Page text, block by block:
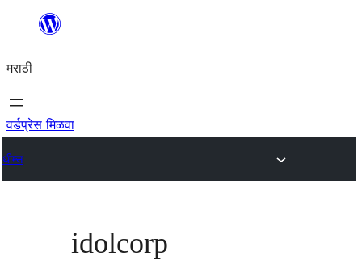
सामुग्रीवर
मराठी
वर्डप्रेस मिळवा
थीम्स
idolcorp